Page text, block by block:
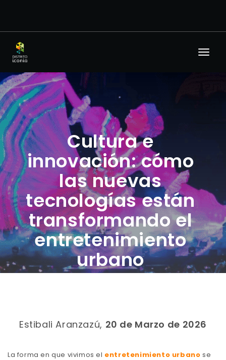
Cultura e
innovación: cómo
las nuevas
tecnologías están
transformando el
entretenimiento
urbano
Estibali Aranzazú, 20 de Marzo de 2026
La forma en que vivimos el entretenimiento urbano se